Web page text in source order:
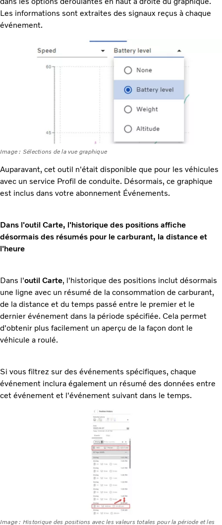
Les informations sont extraites des signaux reçus à chaque
événement.
Image : Sélections de la vue graphique
Auparavant, cet outil n'était disponible que pour les véhicules
avec un service Profil de conduite. Désormais, ce graphique
est inclus dans votre abonnement Événements.
Dans l'outil Carte, l'historique des positions affiche
désormais des résumés pour le carburant, la distance et
l'heure
Dans l'outil Carte, l'historique des positions inclut désormais
une ligne avec un résumé de la consommation de carburant,
de la distance et du temps passé entre le premier et le
dernier événement dans la période spécifiée. Cela permet
d'obtenir plus facilement un aperçu de la façon dont le
véhicule a roulé.
Si vous filtrez sur des événements spécifiques, chaque
événement inclura également un résumé des données entre
cet événement et l'événement suivant dans le temps.
Image : Historique des positions avec les valeurs totales pour la période et les